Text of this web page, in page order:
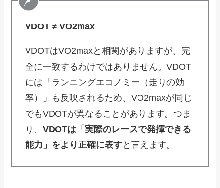
VDOT ≠ VO2max
VDOTはVO2maxと相関がありますが、完
全に一致するわけではありません。VDOT
には「ランニングエコノミー（走りの効
率）」も反映されるため、VO2maxが同じ
でもVDOTが異なることがあります。つま
り、VDOTは「実際のレースで発揮できる
能力」をより正確に表すと言えます。